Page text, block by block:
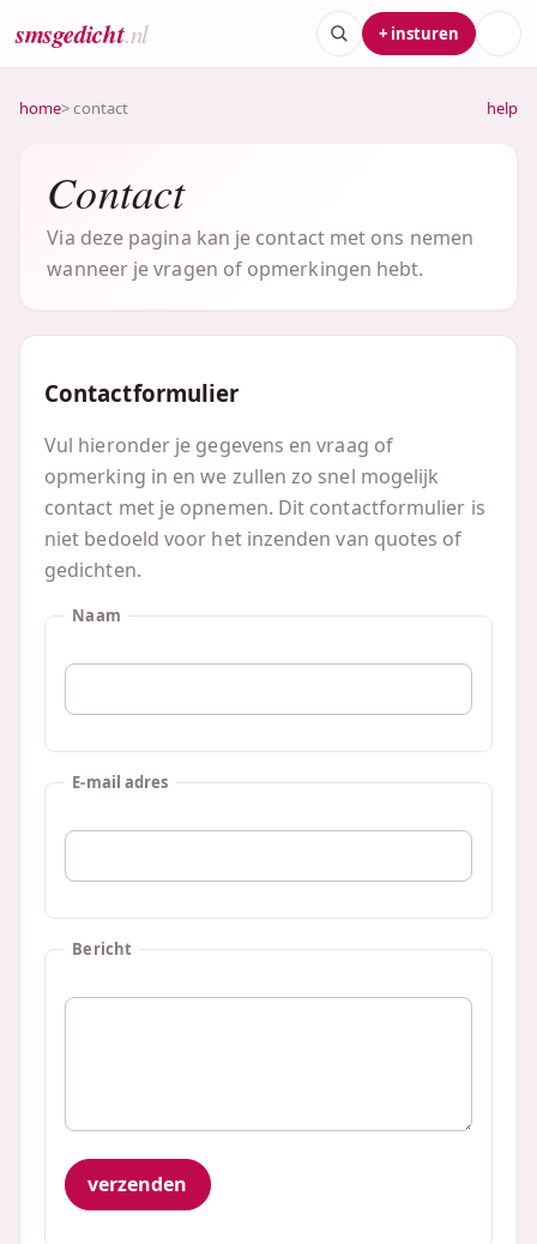
smsgedicht.nl + insturen
home> contact help
Contact
Via deze pagina kan je contact met ons nemen
wanneer je vragen of opmerkingen hebt.
Contactformulier
Vul hieronder je gegevens en vraag of
opmerking in en we zullen zo snel mogelijk
contact met je opnemen. Dit contactformulier is
niet bedoeld voor het inzenden van quotes of
gedichten.
Naam
E-mail adres
Bericht